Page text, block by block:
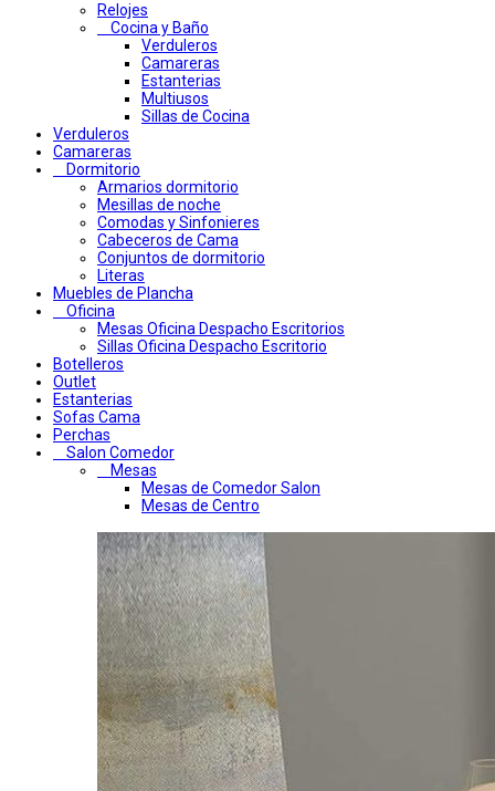
Relojes
Cocina y Baño
Verduleros
Camareras
Estanterias
Multiusos
Sillas de Cocina
Verduleros
Camareras
Dormitorio
Armarios dormitorio
Mesillas de noche
Comodas y Sinfonieres
Cabeceros de Cama
Conjuntos de dormitorio
Literas
Muebles de Plancha
Oficina
Mesas Oficina Despacho Escritorios
Sillas Oficina Despacho Escritorio
Botelleros
Outlet
Estanterias
Sofas Cama
Perchas
Salon Comedor
Mesas
Mesas de Comedor Salon
Mesas de Centro